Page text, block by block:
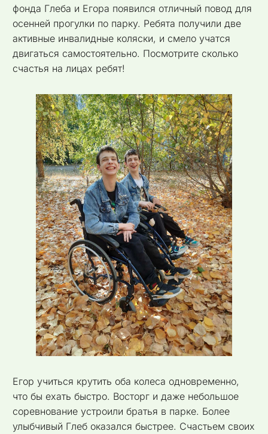
фонда Глеба и Егора появился отличный повод для
осенней прогулки по парку. Ребята получили две
активные инвалидные коляски, и смело учатся
двигаться самостоятельно. Посмотрите сколько
счастья на лицах ребят!
Егор учиться крутить оба колеса одновременно,
что бы ехать быстро. Восторг и даже небольшое
соревнование устроили братья в парке. Более
улыбчивый Глеб оказался быстрее. Счастьем своих